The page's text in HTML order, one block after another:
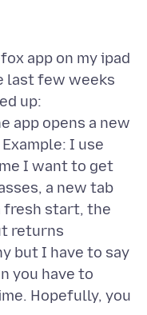
app on my ipad
last few weeks
up:
app opens a new
I use
I want to get
a new tab
fresh start, the
returns
but I have to say
you have to
Hopefully, you